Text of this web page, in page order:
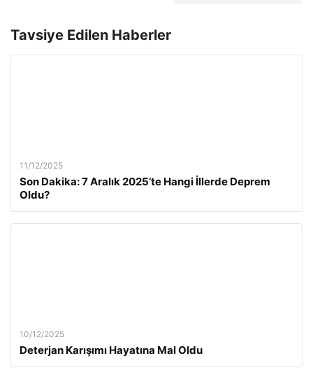
Tavsiye Edilen Haberler
11/12/2025
Son Dakika: 7 Aralık 2025’te Hangi İllerde Deprem
Oldu?
10/12/2025
Deterjan Karışımı Hayatına Mal Oldu